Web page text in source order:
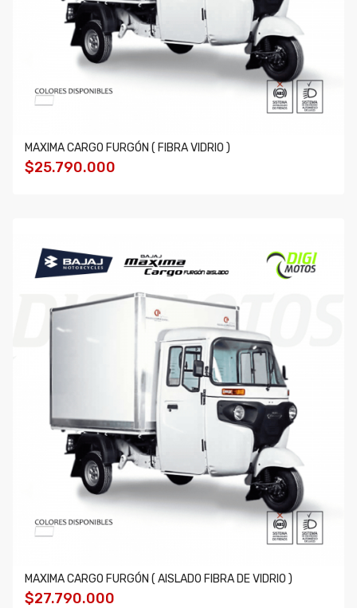
MAXIMA CARGO FURGÓN ( FIBRA VIDRIO )
$25.790.000
MAXIMA CARGO FURGÓN ( AISLADO FIBRA DE VIDRIO )
$27.790.000